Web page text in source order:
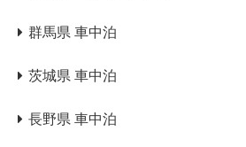
群馬県 車中泊
茨城県 車中泊
長野県 車中泊